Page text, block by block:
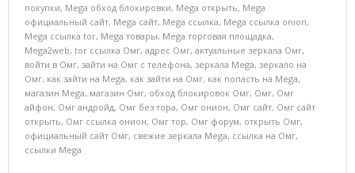
покупки, Mega обход блокировки, Mega открыть, Mega
официальный сайт, Mega сайт, Mega ссылка, Mega ссылка onion,
Mega ссылка tor, Mega товары, Mega торговая площадка,
Mega2web, tor ссылка Омг, адрес Омг, актуальные зеркала Омг,
войти в Омг, зайти на Омг с телефона, зеркала Mega, зеркало на
Омг, как зайти на Mega, как зайти на Омг, как попасть на Mega,
магазин Mega, магазин Омг, обход блокировок Омг, Омг, Омг
айфон, Омг андройд, Омг без тора, Омг онион, Омг сайт, Омг сайт
открыть, Омг ссылка онион, Омг тор, Омг форум, открыть Омг,
официальный сайт Омг, свежие зеркала Mega, ссылка на Омг,
ссылки Mega